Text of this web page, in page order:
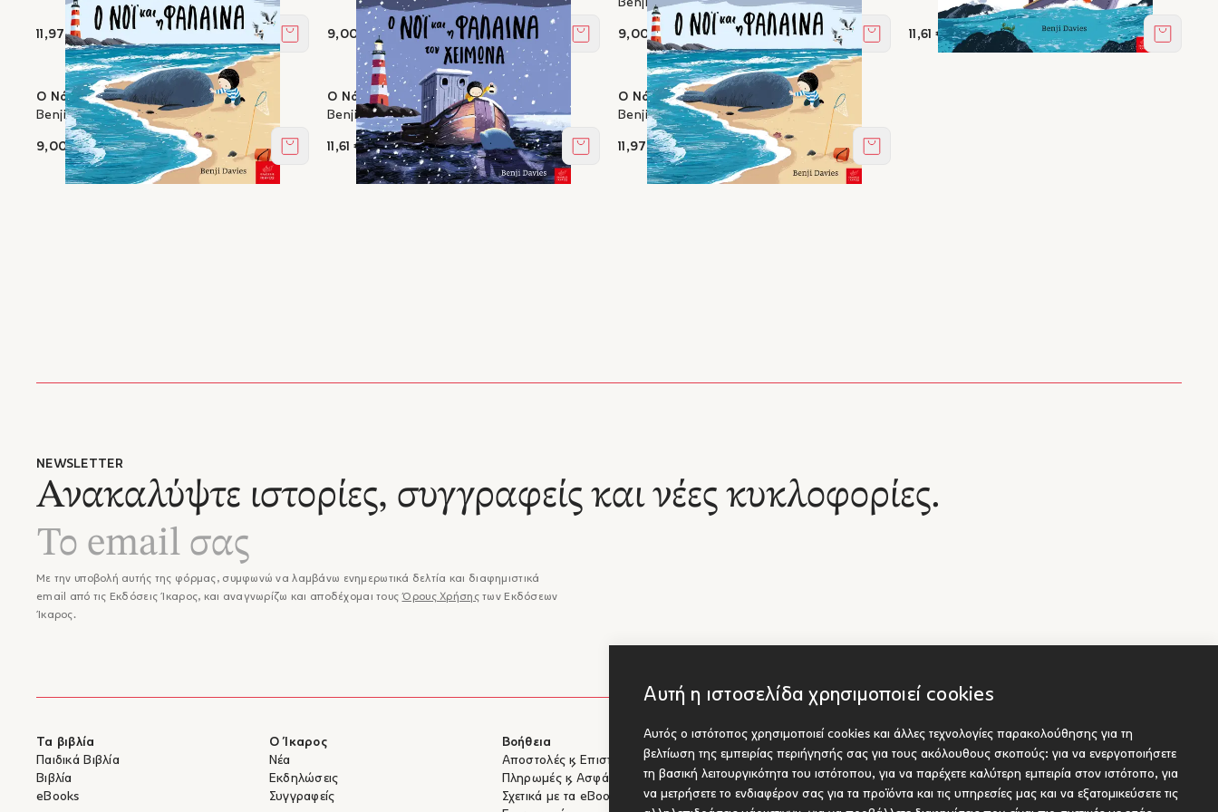
Αυτή η ιστοσελίδα χρησιμοποιεί cookies
Αυτός ο ιστότοπος χρησιμοποιεί cookies και άλλες τεχνολογίες παρακολούθησης για τη
βελτίωση της εμπειρίας περιήγησής σας για τους ακόλουθους σκοπούς:για να ενεργοποιήσετε
τη βασική λειτουργικότητα του ιστότοπου,για να παρέχετε καλύτερη εμπειρία στον ιστότοπο,για
να μετρήσετε το ενδιαφέρον σας για τα προϊόντα και τις υπηρεσίες μας και να εξατομικεύσετε τις
11,97 € Στο καλάθι
9,00 € Στο καλάθι
Benji Davies
9,00 € Στο καλάθι
11,61 € Στο
Ο Νόι και η φάλαινα - Board book
Benji Davies
9,00 € Στο καλάθι
Ο Νόι και η φάλαινα τον χειμώνα
Benji Davies
11,61 € Στο καλάθι
Ο Νόι και η φάλαινα
Benji Davies
11,97 € Στο καλάθι
NEWSLETTER
Ανακαλύψτε ιστορίες, συγγραφείς και νέες κυκλοφορίες.
Με την υποβολή αυτής της φόρμας, συμφωνώ να λαμβάνω ενημερωτικά δελτία και διαφημιστικά
email από τις Εκδόσεις Ίκαρος, και αναγνωρίζω και αποδέχομαι τουςΌρους Χρήσηςτων Εκδόσεων
Ίκαρος.
Τα βιβλία
Παιδικά Βιβλία
Βιβλία
eBooks
Ο Ίκαρος
Νέα
Εκδηλώσεις
Συγγραφείς
Βοήθεια
Αποστολές & Επιστροφές
Πληρωμές & Ασφάλεια
Σχετικά με τα eBooks
Για Συγγραφείς
Υποβολή έργου προς έκδοση
Socials